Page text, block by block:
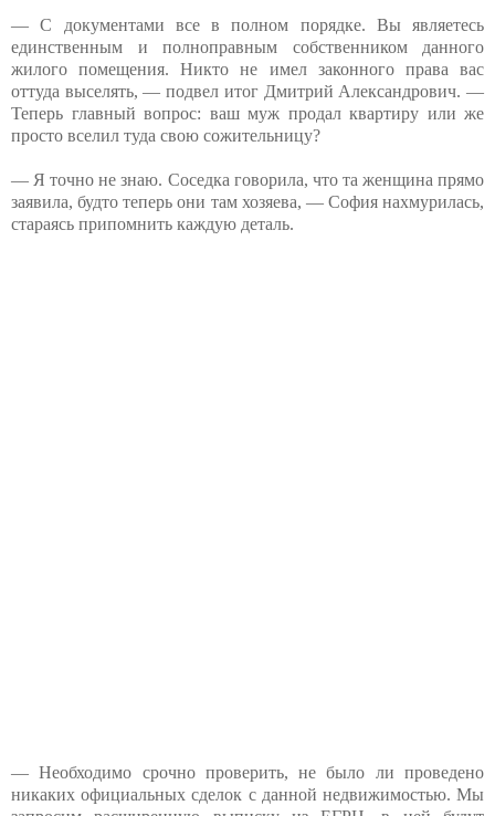
— С документами все в полном порядке. Вы являетесь
единственным и полноправным собственником данного
жилого помещения. Никто не имел законного права вас
оттуда выселять, — подвел итог Дмитрий Александрович. —
Теперь главный вопрос: ваш муж продал квартиру или же
просто вселил туда свою сожительницу?
— Я точно не знаю. Соседка говорила, что та женщина прямо
заявила, будто теперь они там хозяева, — София нахмурилась,
стараясь припомнить каждую деталь.
— Необходимо срочно проверить, не было ли проведено
никаких официальных сделок с данной недвижимостью. Мы